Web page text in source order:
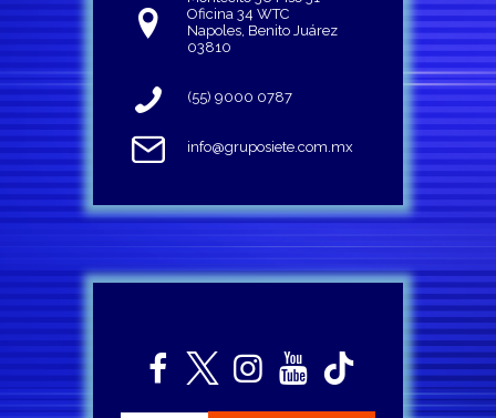
Oficina 34 WTC
Napoles, Benito Juárez
03810
(55) 9000 0787
info@gruposiete.com.mx